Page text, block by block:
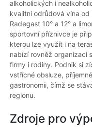
alkoholických i
kvalitní odrůdová vína
Radegast 10° a 12° a
sportovní příznivce je
kterou lze využít i na
nabízí rovněž organizaci
firmy i rodiny. Podnik si
vstřícné obsluze,
gastronomii, čímž se
regionu.
Zdroje pro